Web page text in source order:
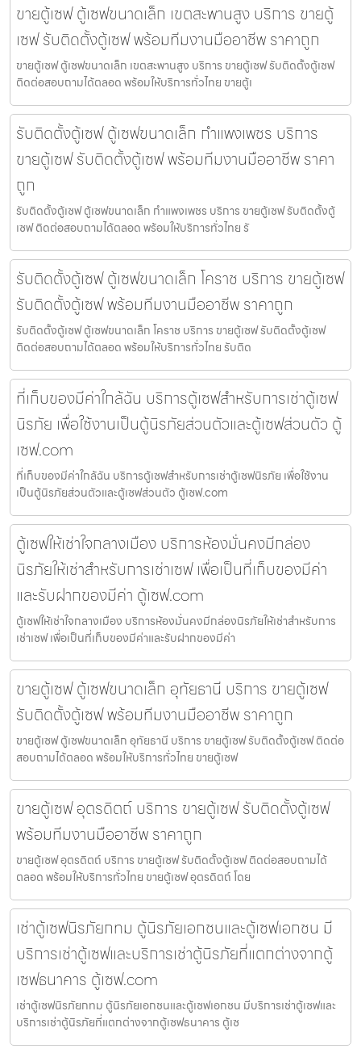
ขายตู้เซฟ ตู้เซฟขนาดเล็ก เขตสะพานสูง บริการ ขายตู้
เซฟ รับติดตั้งตู้เซฟ พร้อมทีมงานมืออาชีพ ราคาถูก
ขายตู้เซฟ ตู้เซฟขนาดเล็ก เขตสะพานสูง บริการ ขายตู้เซฟ รับติดตั้งตู้เซฟ
ติดต่อสอบถามได้ตลอด พร้อมให้บริการทั่วไทย ขายตู้เ
รับติดตั้งตู้เซฟ ตู้เซฟขนาดเล็ก กำแพงเพชร บริการ
ขายตู้เซฟ รับติดตั้งตู้เซฟ พร้อมทีมงานมืออาชีพ ราคา
ถูก
รับติดตั้งตู้เซฟ ตู้เซฟขนาดเล็ก กำแพงเพชร บริการ ขายตู้เซฟ รับติดตั้งตู้
เซฟ ติดต่อสอบถามได้ตลอด พร้อมให้บริการทั่วไทย รั
รับติดตั้งตู้เซฟ ตู้เซฟขนาดเล็ก โคราช บริการ ขายตู้เซฟ
รับติดตั้งตู้เซฟ พร้อมทีมงานมืออาชีพ ราคาถูก
รับติดตั้งตู้เซฟ ตู้เซฟขนาดเล็ก โคราช บริการ ขายตู้เซฟ รับติดตั้งตู้เซฟ
ติดต่อสอบถามได้ตลอด พร้อมให้บริการทั่วไทย รับติด
ที่เก็บของมีค่าใกล้ฉัน บริการตู้เซฟสำหรับการเช่าตู้เซฟ
นิรภัย เพื่อใช้งานเป็นตู้นิรภัยส่วนตัวและตู้เซฟส่วนตัว ตู้
เซฟ.com
ที่เก็บของมีค่าใกล้ฉัน บริการตู้เซฟสำหรับการเช่าตู้เซฟนิรภัย เพื่อใช้งาน
เป็นตู้นิรภัยส่วนตัวและตู้เซฟส่วนตัว ตู้เซฟ.com
ตู้เซฟให้เช่าใจกลางเมือง บริการห้องมั่นคงมีกล่อง
นิรภัยให้เช่าสำหรับการเช่าเซฟ เพื่อเป็นที่เก็บของมีค่า
และรับฝากของมีค่า ตู้เซฟ.com
ตู้เซฟให้เช่าใจกลางเมือง บริการห้องมั่นคงมีกล่องนิรภัยให้เช่าสำหรับการ
เช่าเซฟ เพื่อเป็นที่เก็บของมีค่าและรับฝากของมีค่า
ขายตู้เซฟ ตู้เซฟขนาดเล็ก อุทัยธานี บริการ ขายตู้เซฟ
รับติดตั้งตู้เซฟ พร้อมทีมงานมืออาชีพ ราคาถูก
ขายตู้เซฟ ตู้เซฟขนาดเล็ก อุทัยธานี บริการ ขายตู้เซฟ รับติดตั้งตู้เซฟ ติดต่อ
สอบถามได้ตลอด พร้อมให้บริการทั่วไทย ขายตู้เซฟ
ขายตู้เซฟ อุตรดิตถ์ บริการ ขายตู้เซฟ รับติดตั้งตู้เซฟ
พร้อมทีมงานมืออาชีพ ราคาถูก
ขายตู้เซฟ อุตรดิตถ์ บริการ ขายตู้เซฟ รับติดตั้งตู้เซฟ ติดต่อสอบถามได้
ตลอด พร้อมให้บริการทั่วไทย ขายตู้เซฟ อุตรดิตถ์ โดย
เช่าตู้เซฟนิรภัยกทม ตู้นิรภัยเอกชนและตู้เซฟเอกชน มี
บริการเช่าตู้เซฟและบริการเช่าตู้นิรภัยที่แตกต่างจากตู้
เซฟธนาคาร ตู้เซฟ.com
เช่าตู้เซฟนิรภัยกทม ตู้นิรภัยเอกชนและตู้เซฟเอกชน มีบริการเช่าตู้เซฟและ
บริการเช่าตู้นิรภัยที่แตกต่างจากตู้เซฟธนาคาร ตู้เซ